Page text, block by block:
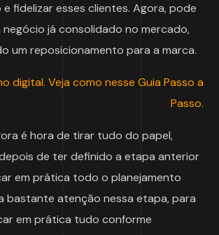
fidelizar esses clientes. Agora, pode
negócio já consolidado no mercado,
um reposicionamento para a marca.
digital. Veja como nesse Guia Passo a
Passo.
é hora de tirar tudo do papel,
depois de ter definido a etapa anterior
em prática todo o planejamento
bastante atenção nessa etapa, para
em prática tudo conforme